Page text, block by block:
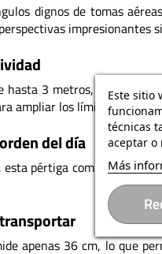
Este sitio
técnicas
aceptar o
Más
dignos de tomas
impresionantes
hasta 3 metros, esta
ampliar los límites de tus
del día
esta pértiga combina
apenas 36 cm, lo que